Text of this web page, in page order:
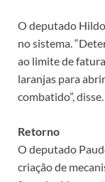
O deputado
no sistema.
ao limite de
laranjas para
combatido”, disse.
Retorno
O deputado
criação de